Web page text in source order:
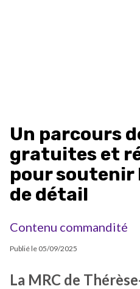
Un parcours
gratuites et
pour soutenir
de détail
Contenu commandité
Publié le 05/09/2025
La MRC de